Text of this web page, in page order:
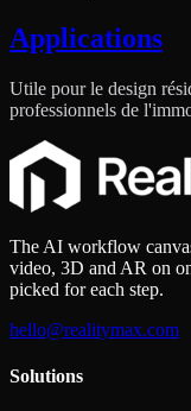
Applications
Utile pour le design
professionnels de
The AI workflow
video, 3D and AR on
picked for each step.
hello@realitymax.com
Solutions